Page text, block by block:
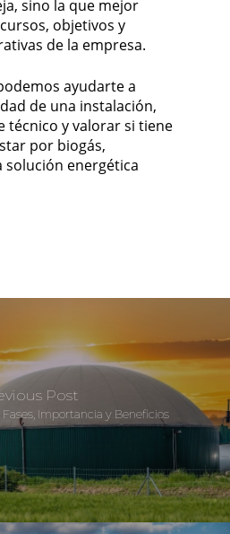
sino la que mejor
objetivos y
de la empresa.
ayudarte a
de una instalación,
técnico y valorar si tiene
por biogás,
energética
Post
Importancia y Beneficios